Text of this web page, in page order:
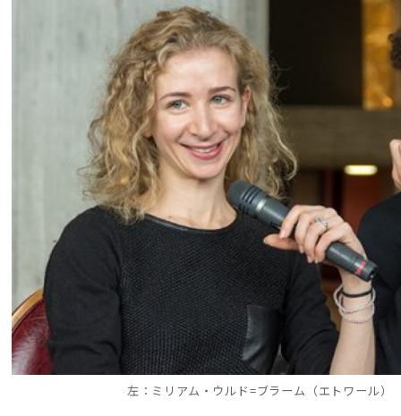
左：ミリアム・ウルド=ブラーム（エトワール